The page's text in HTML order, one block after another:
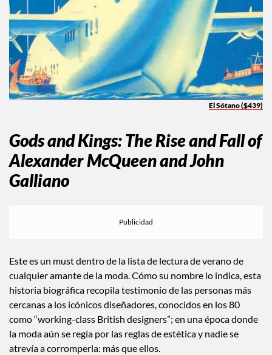
El Sótano ($439)
Gods and Kings: The Rise and Fall of
Alexander McQueen and John
Galliano
Este es un must dentro de la lista de lectura de verano de
cualquier amante de la moda. Cómo su nombre lo indica, esta
historia biográfica recopila testimonio de las personas más
cercanas a los icónicos diseñadores, conocidos en los 80
como “working-class British designers”; en una época donde
la moda aún se regía por las reglas de estética y nadie se
atrevía a corromperla: más que ellos.